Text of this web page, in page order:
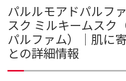
パルルモアドパルフ
スク ミルキームスク
パルファム）｜肌に
との詳細情報